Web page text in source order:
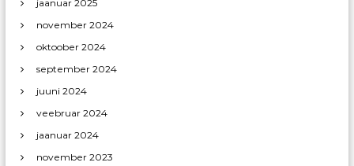
jaanuar 2025
november 2024
oktoober 2024
september 2024
juuni 2024
veebruar 2024
jaanuar 2024
november 2023